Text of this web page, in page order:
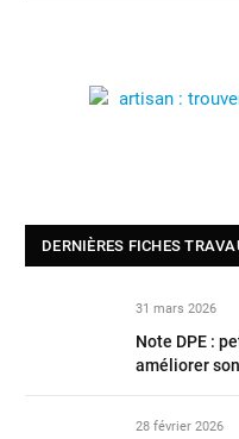
DERNIÈRES FICHES
31 mars 2026
Note DPE :
améliorer
28 février 2026